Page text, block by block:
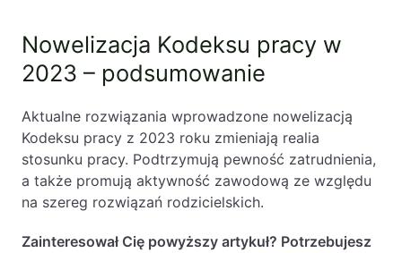
Nowelizacja Kodeksu pracy w
2023 – podsumowanie
Aktualne rozwiązania wprowadzone nowelizacją
Kodeksu pracy z 2023 roku zmieniają realia
stosunku pracy. Podtrzymują pewność zatrudnienia,
a także promują aktywność zawodową ze względu
na szereg rozwiązań rodzicielskich.
Zainteresował Cię powyższy artykuł? Potrzebujesz